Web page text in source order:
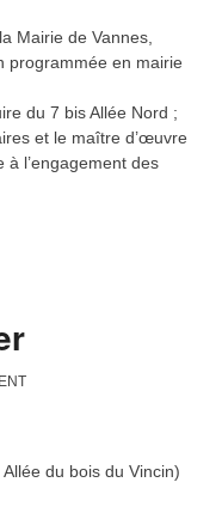
Mairie de Vannes,
programmée en mairie
du 7 bis Allée Nord ;
et le maître d’œuvre
à l’engagement des
du bois du Vincin)